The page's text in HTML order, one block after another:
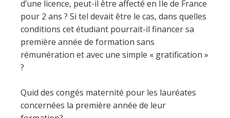
d’une licence, peut-il être affecté en Île de France
pour 2 ans ? Si tel devait être le cas, dans quelles
conditions cet étudiant pourrait-il financer sa
première année de formation sans
rémunération et avec une simple « gratification »
?
Quid des congés maternité pour les lauréates
concernées la première année de leur